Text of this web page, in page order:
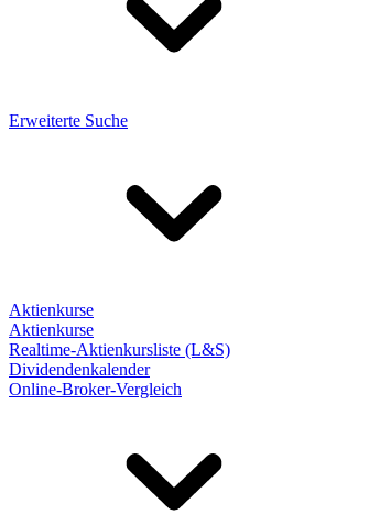
Erweiterte Suche
Aktienkurse
Aktienkurse
Realtime-Aktienkursliste (L&S)
Dividendenkalender
Online-Broker-Vergleich